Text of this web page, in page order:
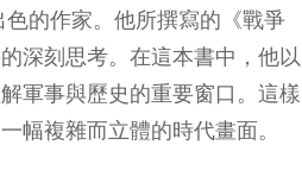
的作家。他所撰寫的《戰爭
深刻思考。在這本書中，他以
軍事與歷史的重要窗口。這樣
幅複雜而立體的時代畫面。